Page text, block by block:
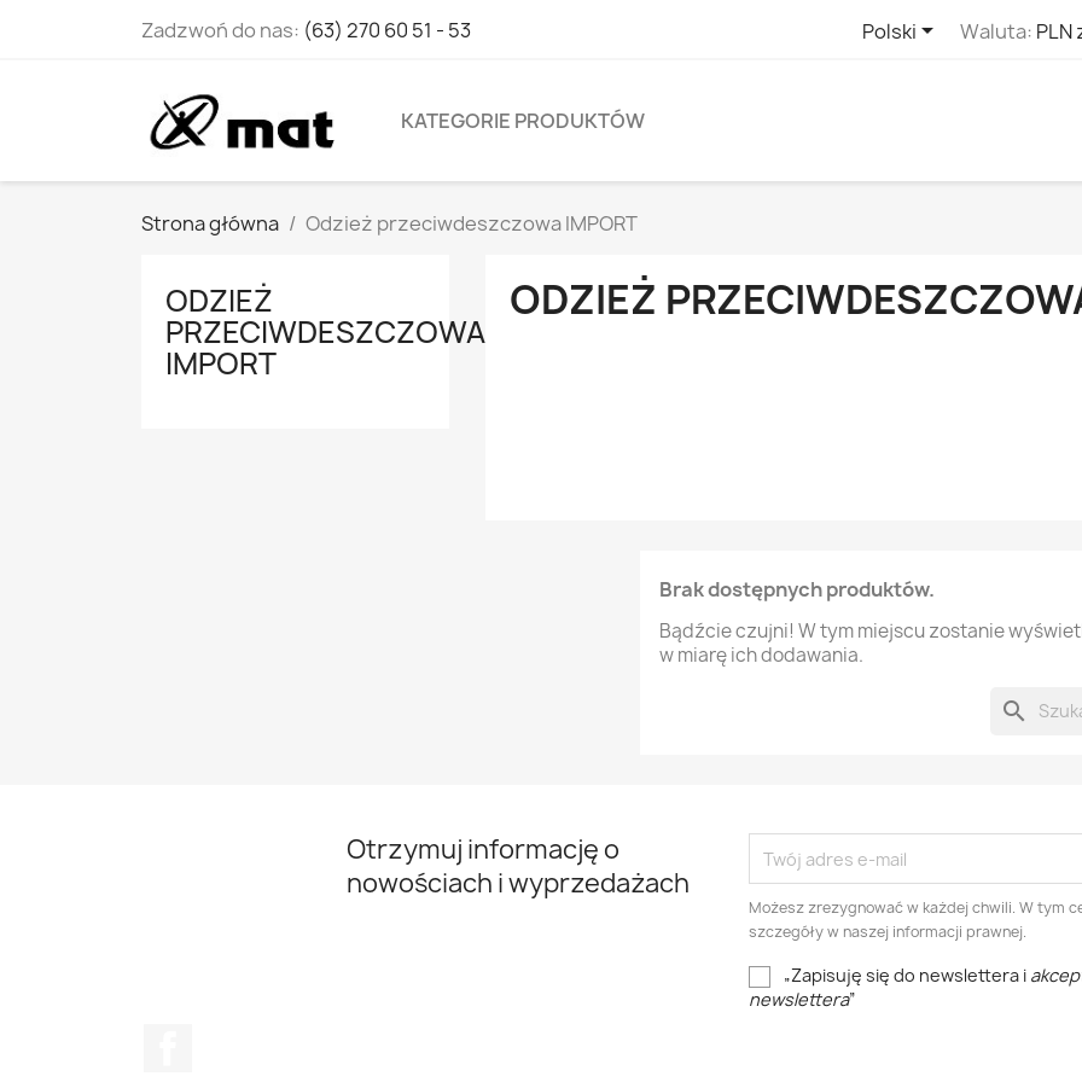
Zadzwoń do nas: (63) 270 60 51 - 53 Polski Waluta: PLN
KATEGORIE PRODUKTÓW
Strona główna Odzież przeciwdeszczowa IMPORT
ODZIEŻ
PRZECIWDESZCZOWA
IMPORT
ODZIEŻ
Brak dostępnych produktów.
Bądźcie czujni! W tym miejscu zostanie
w miarę ich dodawania.
search
Otrzymuj informację o
nowościach i wyprzedażach
Możesz zrezygnować w każdej chwili. W tym
szczegóły w naszej informacji prawnej.
„Zapisuję się do newslettera i
newslettera”